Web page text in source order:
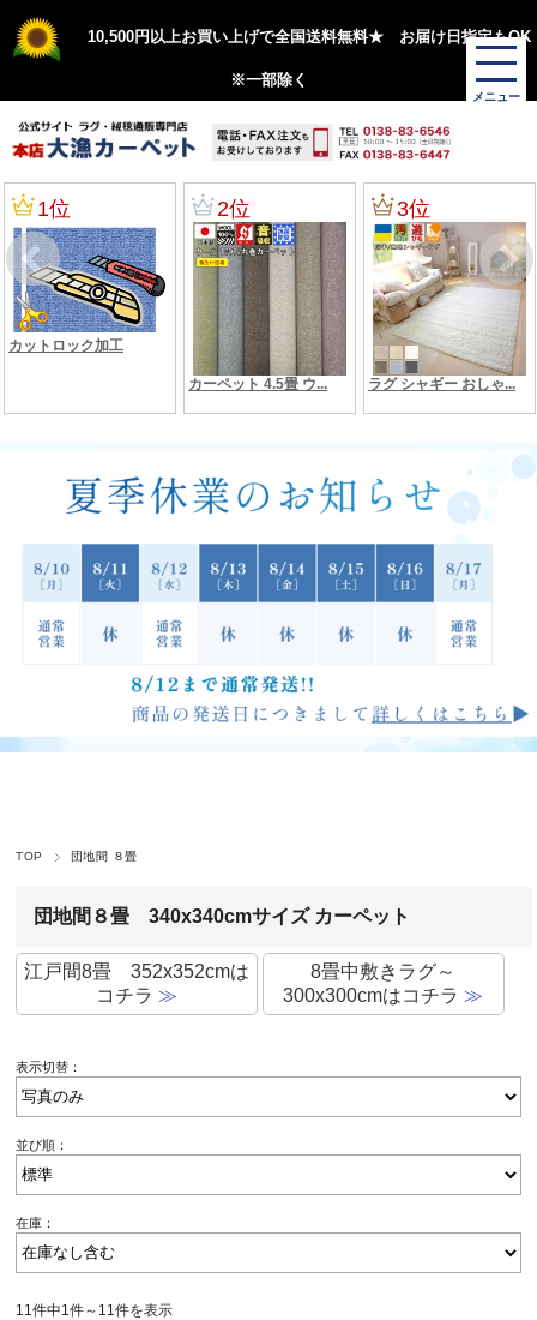
10,500円以上お買い上げで全国送料無料★ お届け日指定もOK
※一部除く
TOP 団地間 ８畳
団地間８畳 340x340cmサイズ カーペット
江戸間8畳 352x352cmは
コチラ≫
8畳中敷きラグ～
300x300cmはコチラ≫
表示切替：
並び順：
在庫：
11件中1件～11件を表示